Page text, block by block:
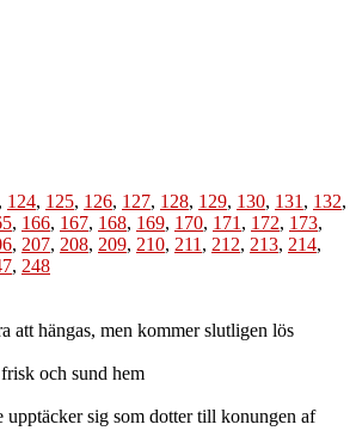
, 124, 125, 126, 127, 128, 129, 130, 131 , 132,
, 166, 167, 168, 169, 170, 171 , 172, 173,
, 207, 208, 209, 210, 211 , 212, 213, 214,
, 248
att hängas, men kommer slutligen lös
och sund hem
sig som dotter till konungen af